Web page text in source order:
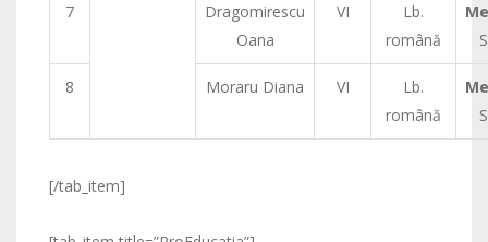
7
Dragomirescu
Oana
VI
Lb.
română
8 Moraru Diana VI
Lb.
română
[/tab_item]